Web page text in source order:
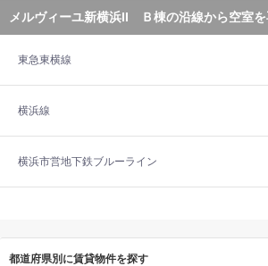
メルヴィーユ新横浜II Ｂ棟の沿線から空室
東急東横線
横浜線
横浜市営地下鉄ブルーライン
都道府県別に賃貸物件を探す